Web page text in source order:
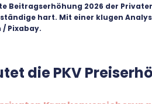
Beitragserhöhung 2026 der
hart. Mit einer klugen
Pixabay.
die PKV